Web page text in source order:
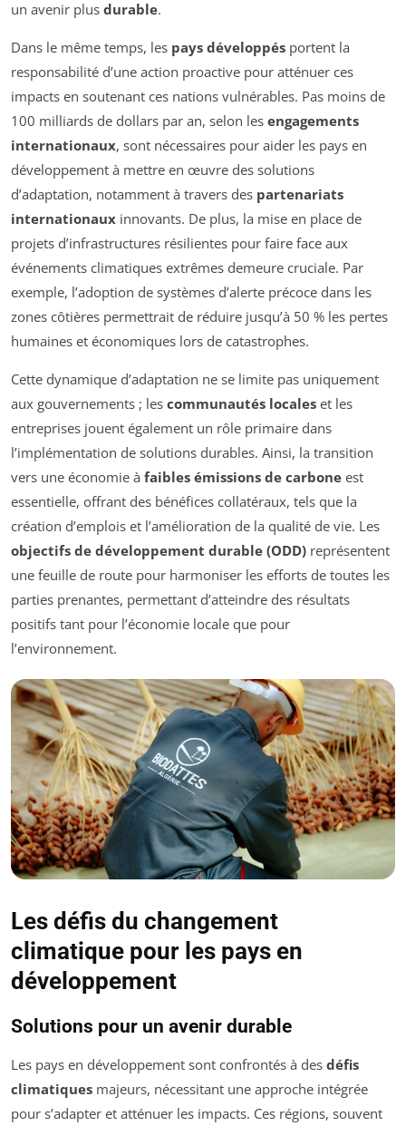
un avenir plus durable.
Dans le même temps, les pays développés portent la
responsabilité d’une action proactive pour atténuer ces
impacts en soutenant ces nations vulnérables. Pas moins de
100 milliards de dollars par an, selon les engagements
internationaux, sont nécessaires pour aider les pays en
développement à mettre en œuvre des solutions
d’adaptation, notamment à travers des partenariats
internationaux innovants. De plus, la mise en place de
projets d’infrastructures résilientes pour faire face aux
événements climatiques extrêmes demeure cruciale. Par
exemple, l’adoption de systèmes d’alerte précoce dans les
zones côtières permettrait de réduire jusqu’à 50 % les pertes
humaines et économiques lors de catastrophes.
Cette dynamique d’adaptation ne se limite pas uniquement
aux gouvernements ; les communautés locales et les
entreprises jouent également un rôle primaire dans
l’implémentation de solutions durables. Ainsi, la transition
vers une économie à faibles émissions de carbone est
essentielle, offrant des bénéfices collatéraux, tels que la
création d’emplois et l’amélioration de la qualité de vie. Les
objectifs de développement durable (ODD) représentent
une feuille de route pour harmoniser les efforts de toutes les
parties prenantes, permettant d’atteindre des résultats
positifs tant pour l’économie locale que pour
l’environnement.
Les défis du changement
climatique pour les pays en
développement
Solutions pour un avenir durable
Les pays en développement sont confrontés à des défis
climatiques majeurs, nécessitant une approche intégrée
pour s’adapter et atténuer les impacts. Ces régions, souvent